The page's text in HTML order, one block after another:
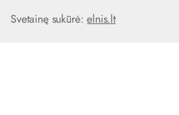
Svetainę sukūrė:elnis.lt